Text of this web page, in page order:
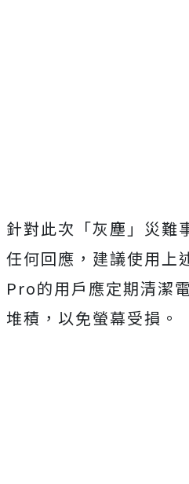
針對此次「灰塵」災難
任何回應，建議使用上
Pro的用戶應定期清潔
堆積，以免螢幕受損。